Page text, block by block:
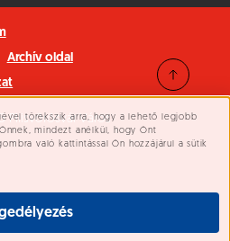
törekszik arra, hogy a lehető legjobb
mindezt anélkül, hogy Önt
való kattintással Ön hozzájárul a sütik
Archív oldal
Város